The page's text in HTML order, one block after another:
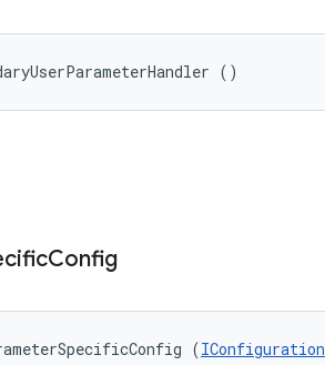
()
Config
(IConfiguration